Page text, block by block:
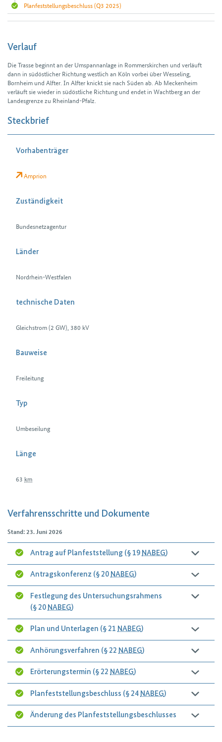
Planfeststellungsbeschluss(Q3 2025)
Verlauf
Die Trasse beginnt an der Umspann­anlage in Rommers­kirchen und verläuft
dann in süd­öst­licher Richtung westlich an Köln vorbei über Wesseling,
Bornheim und Alfter. In Alfter knickt sie nach Süden ab. Ab Mecken­heim
verläuft sie wieder in süd­öst­liche Richtung und endet in Wacht­berg an der
Landes­grenze zu Rheinland-Pfalz.
Steckbrief
Vorhabenträger
Amprion
Zuständigkeit
Bundesnetzagentur
Länder
Nordrhein-Westfalen
technische Daten
Gleichstrom (2 GW), 380 kV
Bauweise
Freileitung
Typ
Umbeseilung
Länge
63 km
Verfahrensschritte und Dokumente
Stand: 23. Juni 2026
Antrag auf Planfeststellung (§ 19 NABEG)
Antragskonferenz (§ 20NABEG)
Festlegung des Untersuchungsrahmens
(§ 20 NABEG)
Plan und Unterlagen (§ 21NABEG)
Anhörungsverfahren (§ 22 NABEG)
Erörterungstermin (§ 22NABEG)
Planfeststellungsbeschluss (§ 24 NABEG)
Änderung des Planfeststellungsbeschlusses